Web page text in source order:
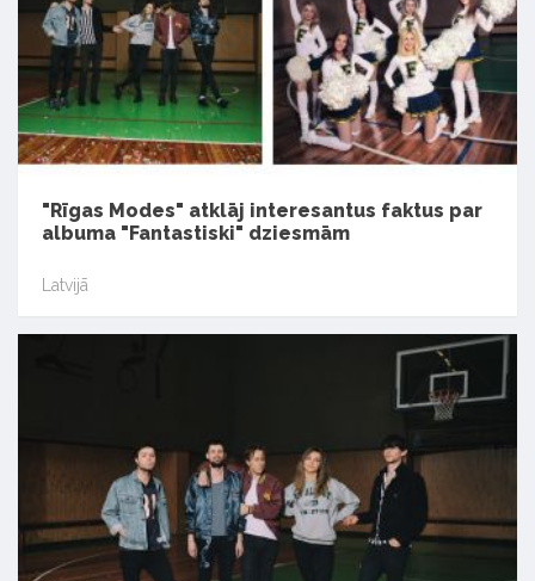
"Rīgas Modes" atklāj interesantus faktus par
albuma "Fantastiski" dziesmām
Latvijā